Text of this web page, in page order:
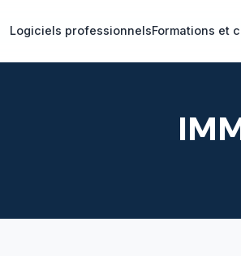
Logiciels professionnelsFormations et